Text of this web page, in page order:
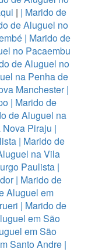
| | Marido de
de Aluguel no
| Marido de
no Pacaembu
de Aluguel no
na Penha de
Manchester|
| Marido de
de Aluguel na
Piraju |
| Marido de
na Vila
Paulista |
| Marido de
Aluguel em
| Marido de
em São
em São
Santo Andre|